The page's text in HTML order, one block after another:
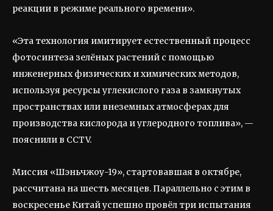
реакции в режиме реального времени».
«Эта технология имитирует естественный процесс
фотосинтеза зелёных растений с помощью
инженерных физических и химических методов,
используя ресурсы углекислого газа в замкнутых
пространствах или внеземных атмосферах для
производства кислорода и углеродного топлива», —
пояснили в CCTV.
Миссия «Шэньчжоу-19», стартовавшая в октябре,
рассчитана на шесть месяцев. Параллельно с этим в
воскресенье Китай успешно провёл три испытания